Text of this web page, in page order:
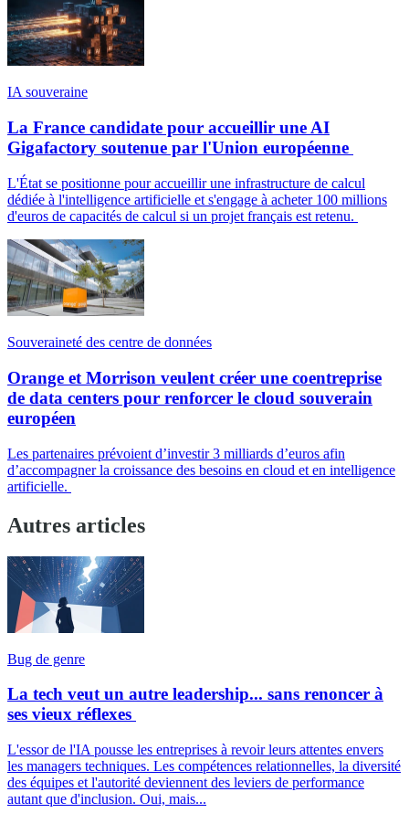
IA souveraine
La France candidate pour accueillir une AI
Gigafactory soutenue par l'Union européenne
L'État se positionne pour accueillir une infrastructure de calcul
dédiée à l'intelligence artificielle et s'engage à acheter 100 millions
d'euros de capacités de calcul si un projet français est retenu.
Souveraineté des centre de données
Orange et Morrison veulent créer une coentreprise
de data centers pour renforcer le cloud souverain
européen
Les partenaires prévoient d’investir 3 milliards d’euros afin
d’accompagner la croissance des besoins en cloud et en intelligence
artificielle.
Autres articles
Bug de genre
La tech veut un autre leadership... sans renoncer à
ses vieux réflexes
L'essor de l'IA pousse les entreprises à revoir leurs attentes envers
les managers techniques. Les compétences relationnelles, la diversité
des équipes et l'autorité deviennent des leviers de performance
autant que d'inclusion. Oui, mais...